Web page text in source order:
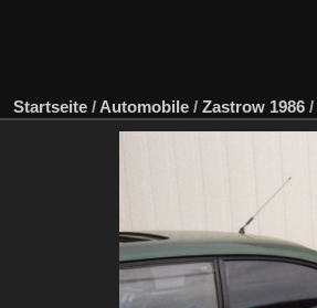
Startseite / Automobile / Zastrow 1986 /